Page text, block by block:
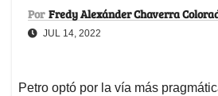
Por Fredy Alexánder Chaverra
JUL 14, 2022
Petro optó por la vía más